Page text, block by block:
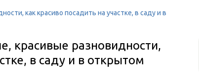
как красиво посадить на участке, в саду и в
красивые разновидности,
в саду и в открытом